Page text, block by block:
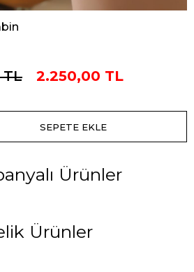
TL 2.250,00 TL
Ürünler
Ürünler